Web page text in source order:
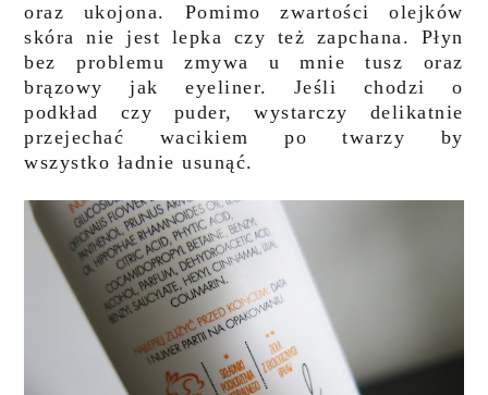
oraz ukojona. Pomimo zwartości olejków
skóra nie jest lepka czy też zapchana. Płyn
bez problemu zmywa u mnie tusz oraz
brązowy jak eyeliner. Jeśli chodzi o
podkład czy puder, wystarczy delikatnie
przejechać wacikiem po twarzy by
wszystko ładnie usunąć.